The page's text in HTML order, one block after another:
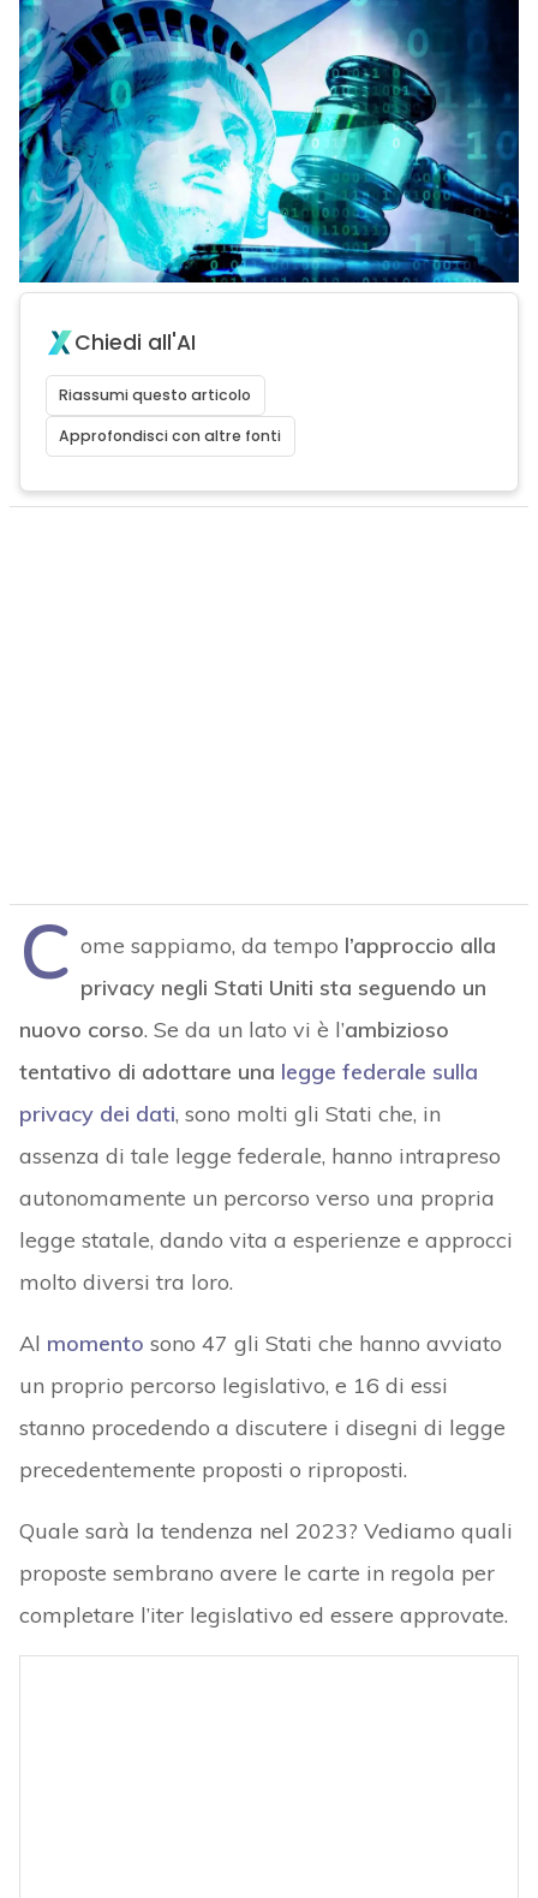
Chiedi all'AI
Riassumi questo articolo
Approfondisci con altre fonti
C ome sappiamo, da tempo l’approccio alla
privacy negli Stati Uniti sta seguendo un
nuovo corso. Se da un lato vi è l’ambizioso
tentativo di adottare una legge federale sulla
privacy dei dati, sono molti gli Stati che, in
assenza di tale legge federale, hanno intrapreso
autonomamente un percorso verso una propria
legge statale, dando vita a esperienze e approcci
molto diversi tra loro.
Al momento sono 47 gli Stati che hanno avviato
un proprio percorso legislativo, e 16 di essi
stanno procedendo a discutere i disegni di legge
precedentemente proposti o riproposti.
Quale sarà la tendenza nel 2023? Vediamo quali
proposte sembrano avere le carte in regola per
completare l’iter legislativo ed essere approvate.